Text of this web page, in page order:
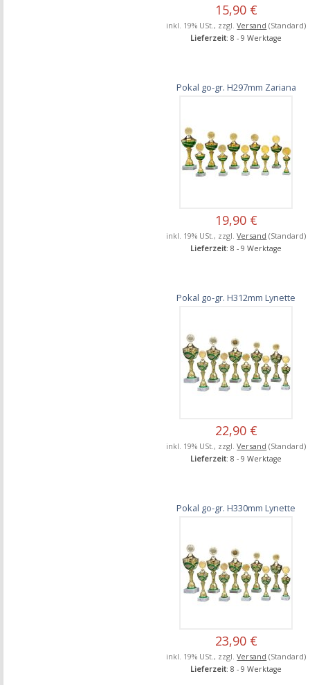
15,90 €
inkl. 19% USt., zzgl.Versand (Standard)
Lieferzeit: 8 - 9 Werktage
Pokal go-gr. H297mm Zariana
19,90 €
inkl. 19% USt., zzgl.Versand (Standard)
Lieferzeit: 8 - 9 Werktage
Pokal go-gr. H312mm Lynette
22,90 €
inkl. 19% USt., zzgl.Versand (Standard)
Lieferzeit: 8 - 9 Werktage
Pokal go-gr. H330mm Lynette
23,90 €
inkl. 19% USt., zzgl.Versand (Standard)
Lieferzeit: 8 - 9 Werktage